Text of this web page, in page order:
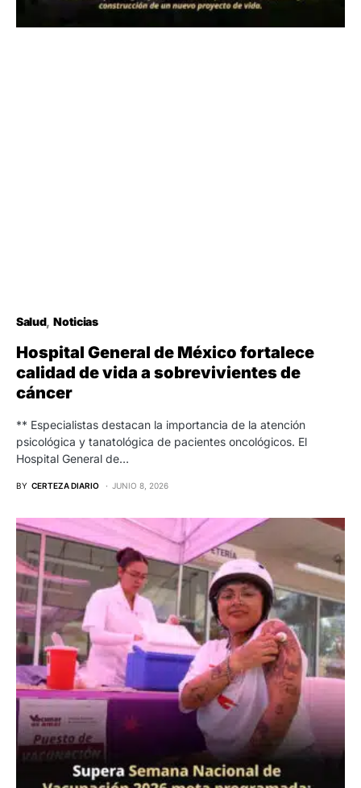
Salud Noticias
Hospital General de México fortalece
calidad de vida a sobrevivientes de
cáncer
** Especialistas destacan la importancia de la atención
psicológica y tanatológica de pacientes oncológicos. El
Hospital General de…
BY CERTEZA DIARIO JUNIO 8, 2026